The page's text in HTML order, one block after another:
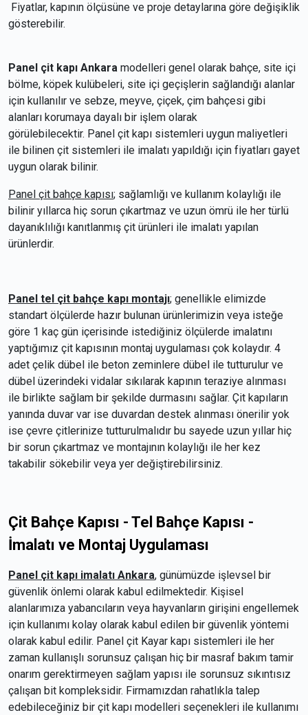
Fiyatlar, kapının ölçüsüne ve proje detaylarına göre değişiklik
gösterebilir.
Panel çit kapı Ankara modelleri genel olarak bahçe, site içi
bölme, köpek kulübeleri, site içi geçişlerin sağlandığı alanlar
için kullanılır ve sebze, meyve, çiçek, çim bahçesi gibi
alanları korumaya dayalı bir işlem olarak
görülebilecektir. Panel çit kapı sistemleri uygun maliyetleri
ile bilinen çit sistemleri ile imalatı yapıldığı için fiyatları gayet
uygun olarak bilinir.
Panel çit bahçe kapısı; sağlamlığı ve kullanım kolaylığı ile
bilinir yıllarca hiç sorun çıkartmaz ve uzun ömrü ile her türlü
dayanıklılığı kanıtlanmış çit ürünleri ile imalatı yapılan
ürünlerdir.
Panel tel çit bahçe kapı montajı; genellikle elimizde
standart ölçülerde hazır bulunan ürünlerimizin veya isteğe
göre 1 kaç gün içerisinde istediğiniz ölçülerde imalatını
yaptığımız çit kapısının montaj uygulaması çok kolaydır. 4
adet çelik dübel ile beton zeminlere dübel ile tutturulur ve
dübel üzerindeki vidalar sıkılarak kapının teraziye alınması
ile birlikte sağlam bir şekilde durmasını sağlar. Çit kapıların
yanında duvar var ise duvardan destek alınması önerilir yok
ise çevre çitlerinize tutturulmalıdır bu sayede uzun yıllar hiç
bir sorun çıkartmaz ve montajının kolaylığı ile her kez
takabilir sökebilir veya yer değiştirebilirsiniz.
Çit Bahçe Kapısı - Tel Bahçe Kapısı -
İmalatı ve Montaj Uygulaması
Panel çit kapı imalatı Ankara, günümüzde işlevsel bir
güvenlik önlemi olarak kabul edilmektedir. Kişisel
alanlarımıza yabancıların veya hayvanların girişini engellemek
için kullanımı kolay olarak kabul edilen bir güvenlik yöntemi
olarak kabul edilir. Panel çit Kayar kapı sistemleri ile her
zaman kullanışlı sorunsuz çalışan hiç bir masraf bakım tamir
onarım gerektirmeyen sağlam yapısı ile sorunsuz sıkıntısız
çalışan bit kompleksidir. Firmamızdan rahatlıkla talep
edebileceğiniz bir çit kapı modelleri seçenekleri ile kullanımı